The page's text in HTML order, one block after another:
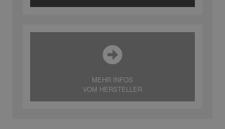
MEHR INFOS
VOM HERSTELLER